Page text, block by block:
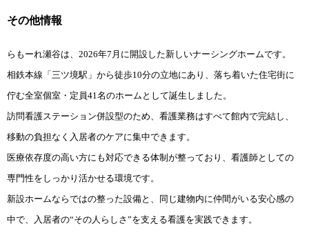
その他情報
らもーれ瀬谷は、2026年7月に開設した新しいナーシングホームです。
相鉄本線「三ツ境駅」から徒歩10分の立地にあり、落ち着いた住宅街に
佇む全室個室・定員41名のホームとして誕生しました。
訪問看護ステーション併設型のため、看護業務はすべて館内で完結し、
移動の負担なく入居者のケアに集中できます。
医療依存度の高い方にも対応できる体制が整っており、看護師としての
専門性をしっかり活かせる環境です。
新設ホームならではの整った設備と、同じ建物内に仲間がいる安心感の
中で、入居者の“その人らしさ”を支える看護を実践できます。